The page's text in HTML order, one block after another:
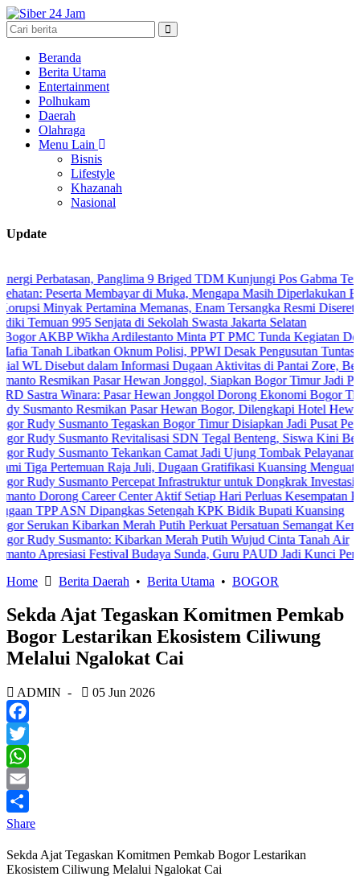
Beranda
Berita Utama
Entertainment
Polhukam
Daerah
Olahraga
Menu Lain
Bisnis
Lifestyle
Khazanah
Nasional
Update
Panglima 9 Briged TDM Kunjungi Pos Gabma Temajuk dan
Membayar di Muka, Mengapa Masih Diperlakukan Berbeda?
Pertamina Memanas, Enam Tersangka Resmi Diseret ke Meja
995 Senjata di Sekolah Swasta Jakarta Selatan
Wikha Ardilestanto Minta PT PMC Tunda Kegiatan Demi Cegah
Libatkan Oknum Polisi, PPWI Desak Pengusutan Tuntas Kasus
dalam Informasi Dugaan Aktivitas di Pantai Zore, Bea Cukai
Pasar Hewan Jonggol, Siapkan Bogor Timur Jadi Pusat
Winara: Pasar Hewan Jonggol Dorong Ekonomi Bogor Timur
Resmikan Pasar Hewan Bogor, Dilengkapi Hotel Hewan dan
Tegaskan Bogor Timur Disiapkan Jadi Pusat
Revitalisasi SDN Tegal Benteng, Siswa Kini Belajar
Tekankan Camat Jadi Ujung Tombak Pelayanan
Raja Juli, Dugaan Gratifikasi Kuansing Menguat
Percepat Infrastruktur untuk Dongkrak Investasi
Career Center Aktif Setiap Hari Perluas Kesempatan Kerja
ASN Dipangkas Setengah KPK Bidik Bupati Kuansing
Kibarkan Merah Putih Perkuat Persatuan Semangat Kemerdekaan
Kibarkan Merah Putih Wujud Cinta Tanah Air
Festival Budaya Sunda, Guru PAUD Jadi Kunci Pendidikan
Home
Berita Daerah • Berita Utama • BOGOR
Sekda Ajat Tegaskan Komitmen Pemkab
Bogor Lestarikan Ekosistem Ciliwung
Melalui Ngalokat Cai
ADMIN - 05 Jun 2026
Facebook
Twitter
WhatsApp
Email
Share
Sekda Ajat Tegaskan Komitmen Pemkab Bogor Lestarikan
Ekosistem Ciliwung Melalui Ngalokat Cai